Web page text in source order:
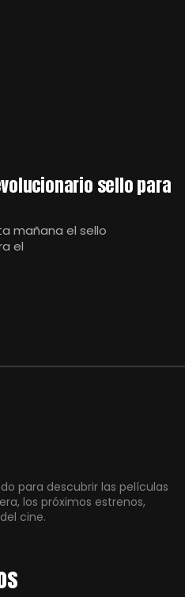
sello para
mañana el sello
el
para descubrir las películas
los próximos estrenos,
cine.